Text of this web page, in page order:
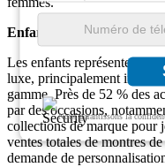
Nous garantissons la
Enfants
Les enfants représentent
luxe, principalement
gamme. Près de 52 % des
par des occasions,
collections de marque pour
ventes totales de montres
demande de